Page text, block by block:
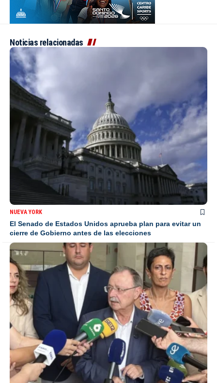
Noticias relacionadas
NUEVA YORK
El Senado de Estados Unidos aprueba plan para evitar un
cierre de Gobierno antes de las elecciones